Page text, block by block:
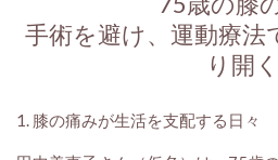
手術を避け、運動療法
り開く
1. 膝の痛みが生活を支配する日々